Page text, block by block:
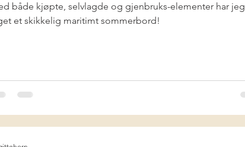
både kjøpte, selvlagde og gjenbruks-elementer har jeg
et skikkelig maritimt sommerbord!